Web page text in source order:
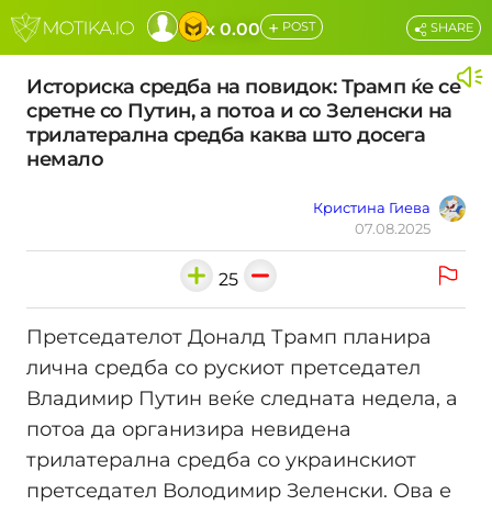
x 0.00 + POST
Историска средба на повидок: Трамп ќе се
сретне со Путин, а потоа и со Зеленски на
трилатерална средба каква што досега
немало
Кристина Гиева
07.08.2025
SHARE
25
Претседателот Доналд Трамп планира
лична средба со рускиот претседател
Владимир Путин веќе следната недела, а
потоа да организира невидена
трилатерална средба со украинскиот
претседател Володимир Зеленски. Ова е